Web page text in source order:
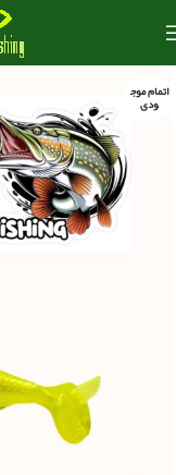
اتمام موج
ودی